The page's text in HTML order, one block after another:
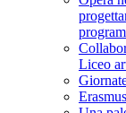
Liceo